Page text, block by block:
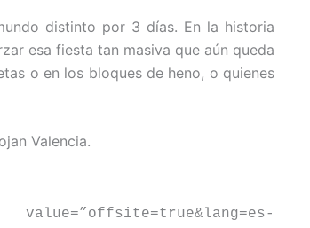
distinto por 3 días. En la historia
esa fiesta tan masiva que aún queda
o en los bloques de heno, o quienes
Valencia.